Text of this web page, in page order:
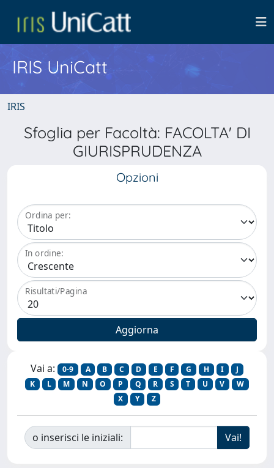
IRIS UniCatt
IRIS
Sfoglia per Facoltà: FACOLTA' DI
GIURISPRUDENZA
Opzioni
Ordina per:
In ordine:
Risultati/Pagina
Vai a: 0-9 A B C D E F G H I
J
K
L M N O P Q R S T U V
W
X
Y Z
o inserisci le iniziali: